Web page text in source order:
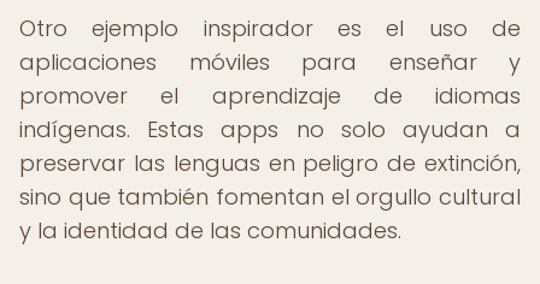
Otro ejemplo inspirador es el uso de
aplicaciones móviles para enseñar y
promover el aprendizaje de idiomas
indígenas. Estas apps no solo ayudan a
preservar las lenguas en peligro de extinción,
sino que también fomentan el orgullo cultural
y la identidad de las comunidades.